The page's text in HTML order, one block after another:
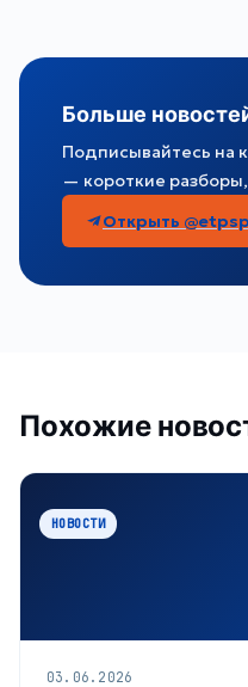
Больше
Подписывайтесь на
— короткие
Открыть @etpsp
Похожие
НОВОСТИ
03.06.2026